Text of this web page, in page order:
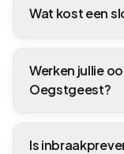
Wat kost een
Werken jullie
Oegstgeest?
Is